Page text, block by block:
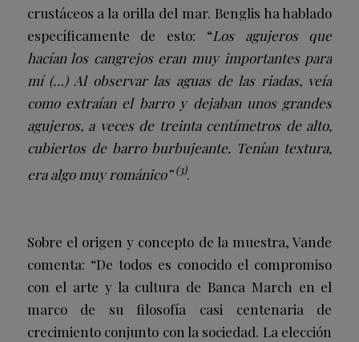
crustáceos a la orilla del mar. Benglis ha hablado
específicamente de esto: “Los agujeros que
hacían los cangrejos eran muy importantes para
mí (…) Al observar las aguas de las riadas, veía
como extraían el barro y dejaban unos grandes
agujeros, a veces de treinta centímetros de alto,
cubiertos de barro burbujeante. Tenían textura,
era algo muy románico”(3).
Sobre el origen y concepto de la muestra, Vande
comenta: “De todos es conocido el compromiso
con el arte y la cultura de Banca March en el
marco de su filosofía casi centenaria de
crecimiento conjunto con la sociedad. La elección